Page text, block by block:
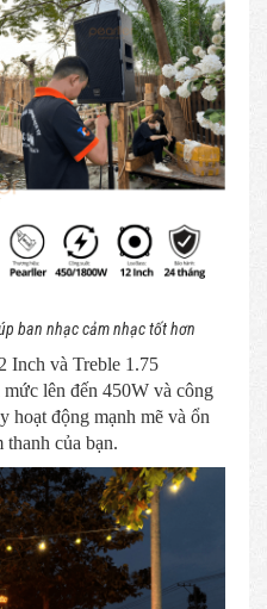
ban nhạc cảm nhạc tốt hơn
Inch và Treble 1.75
lên đến 450W và công
hoạt động mạnh mẽ và ổn
của bạn.